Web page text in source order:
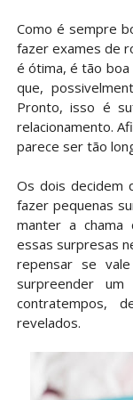
Como é sempre
fazer exames de
é ótima, é tão boa
que,
Pronto, isso é
relacionamento.
parece ser tão
Os dois decidem
fazer pequenas
manter a chama
essas surpresas
repensar se
surpreender
contratempos,
revelados.